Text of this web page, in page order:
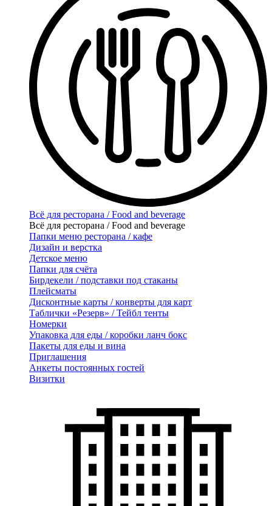
Всё для ресторана / Food and beverage
Всё для ресторана / Food and beverage
Папки меню ресторана / кафе
Дизайн и верстка
Детское меню
Папки для счёта
Бирдекели / подставки под стаканы
Плейсматы
Дисконтные карты / конверты для карт
Таблички «Резерв» / Тейбл тенты
Номерки
Упаковка для еды / коробки ланч бокс
Пакеты для еды и вина
Приглашения
Анкеты постоянных гостей
Визитки